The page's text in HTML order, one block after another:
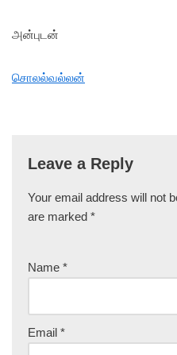
அன்புடன்
சொலல்வல்லன்
Leave a Reply
Your email address will not
are marked *
Name *
Email *